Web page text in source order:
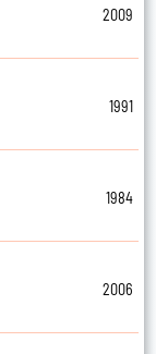
2009
1991
1984
2006